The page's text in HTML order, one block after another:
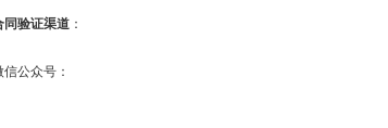
同验证渠道：
信公众号：